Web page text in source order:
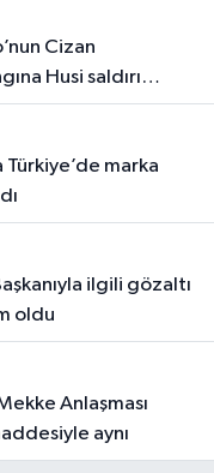
Husi saldırı
oldu
aynı